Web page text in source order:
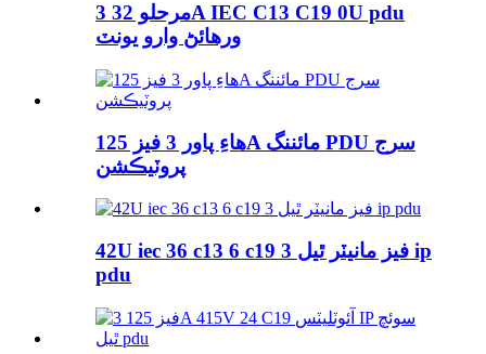
3 مرحلو 32A IEC C13 C19 0U pdu
ورهائڻ وارو يونٽ
هاءِ پاور 3 فيز 125A مائننگ PDU سرج
پروٽيڪشن
42U iec 36 c13 6 c19 3 فيز مانيٽر ٿيل ip
pdu